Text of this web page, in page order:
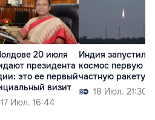
20 июля
президента
это ее первый
визит
17 Июл. 16:44
Индия запустила
космос первую
частную ракету
18 Июл. 21:30